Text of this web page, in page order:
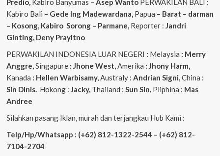
Predio, Kabiro Banyumas – Asep WantoPERWAKILAN BALI :
Kabiro Bali – Gede Ing Madewardana, Papua – Barat – darman
– Kosong, Kabiro Sorong – Parmane, Reporter : Jandri
Ginting, Deny Prayitno
PERWAKILAN INDONESIA LUAR NEGERI : Melaysia : Merry
Anggre,Singapure: Jhone West,Amerika : Jhony Harm,
Kanada : Hellen Warbisamy,Australy : Andrian Signi,China :
Sin Dinis. Hokong : Jacky, Thailand : Sun Sin, Pliphina : Mas
Andree
Silahkan pasang Iklan, murah dan terjangkau Hub Kami :
Telp/Hp/Whatsapp : (+62) 812-1322-2544 – (+62) 812-
7104-2704